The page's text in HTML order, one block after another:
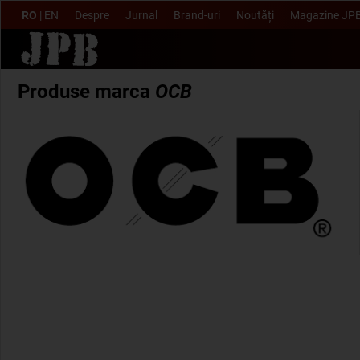
RO | EN Despre Jurnal Brand-uri Noutăți Magazine
Produse marca OCB